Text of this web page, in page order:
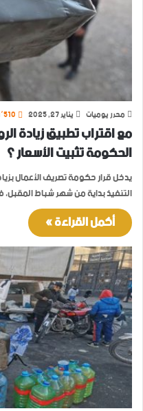
محرر يوميات يناير 27, 2025
الحكومة تثبيت الأسعار ؟
التنفيذ بداية من شهر شباط
أكمل القراءة »